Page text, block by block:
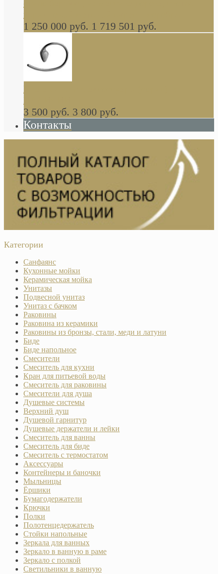
стиле барокко, из массива дерева, светло
коричневый матовый окрас + серебро
1 250 000 руб. 1 719 501 руб.
Khala Colombo аксессуары (серия) В
НАЛИЧИИ
3 500 руб. 3 800 руб.
Контакты
Категории
Санфаянс
Кухонные мойки
Керамическая мойка
Унитазы
Подвесной унитаз
Унитаз с бачком
Раковины
Раковина из керамики
Раковины из бронзы, стали, меди и латуни
Биде
Биде напольное
Смесители
Смеситель для кухни
Кран для питьевой воды
Смеситель для раковины
Смесители для душа
Душевые системы
Верхний душ
Душевой гарнитур
Душевые держатели и лейки
Смеситель для ванны
Смеситель для биде
Смеситель с термостатом
Аксессуары
Контейнеры и баночки
Мыльницы
Ёршики
Бумагодержатели
Крючки
Полки
Полотенцедержатель
Стойки напольные
Зеркала для ванных
Зеркало в ванную в раме
Зеркало с полкой
Светильники в ванную